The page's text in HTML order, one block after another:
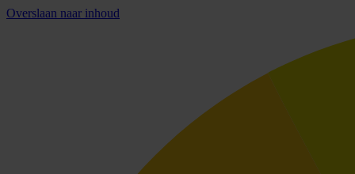
Overslaan naar inhoud